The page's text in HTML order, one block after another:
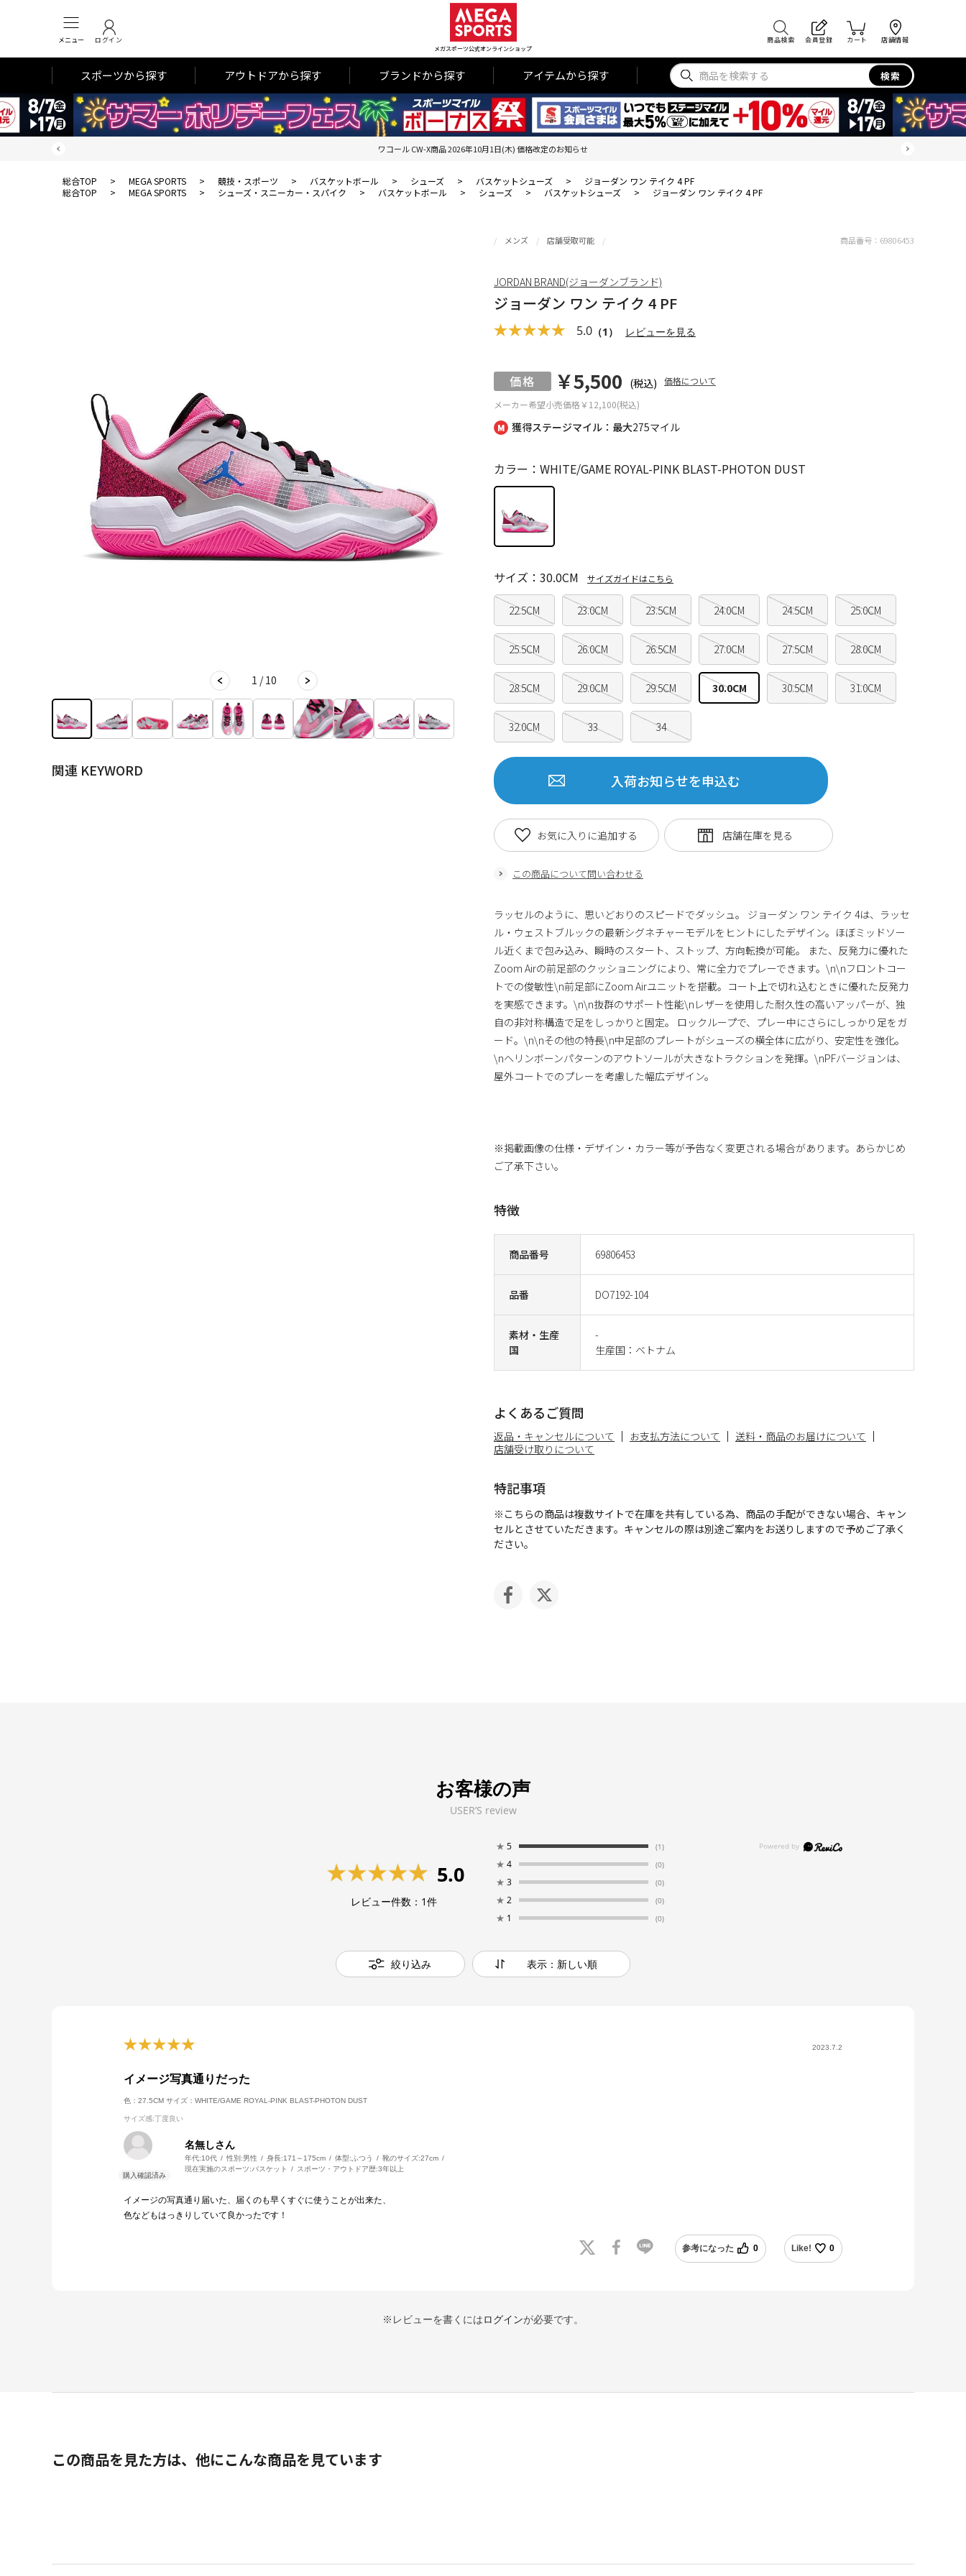
メニュー ログイン
メガスポーツ公式オンラインショップ
商品検索 会員登録 カート 店舗情報
スポーツから探す アウトドアから探す ブランドから探す アイテムから探す 検索
ワコール CW-X商品 2026年10月1日(木) 価格改定のお知らせ
総合TOP > MEGA SPORTS > 競技・スポーツ > バスケットボール > シューズ > バスケットシューズ >
ジョーダン ワン テイク 4 PF
総合TOP
> MEGA SPORTS > シューズ・スニーカー・スパイク > バスケットボール > シューズ > バスケットシューズ > ジョーダン ワン テイク 4 PF
1 / 10
関連 KEYWORD
獲得ステージマイル：最大275マイル
メンズ 店舗受取可能
ジョーダン ワン テイク 4 PF
5.0 （1） レビューを見る
メーカー希望小売価格￥12,100(税込)
￥5,500 (税込) 価格について
商品番号 69806453
品番 DO7192-104
素材・生産
国
-
生産国：ベトナム
カラー：WHITE/GAME ROYAL-PINK BLAST-PHOTON DUST
22.5CM 23.0CM 23.5CM 24.0CM 24.5CM 25.0CM
25.5CM 26.0CM 26.5CM 27.0CM 27.5CM 28.0CM
28.5CM 29.0CM 29.5CM 30.0CM 30.5CM 31.0CM
32.0CM 33 34
サイズ：30.0CM サイズガイドはこちら
入荷お知らせを申込む
この商品について問い合わせる
お気に入りに追加する
商品番号： 69806453
JORDAN BRAND(ジョーダンブランド)
ラッセルのように、思いどおりのスピードでダッシュ。 ジョーダン ワン テイク 4は、ラッセ
ル・ウェストブルックの最新シグネチャーモデルをヒントにしたデザイン。ほぼミッドソー
ル近くまで包み込み、瞬時のスタート、ストップ、方向転換が可能。 また、反発力に優れた
Zoom Airの前足部のクッショニングにより、常に全力でプレーできます。\n\nフロントコー
トでの俊敏性\n前足部にZoom Airユニットを搭載。コート上で切れ込むときに優れた反発力
を実感できます。\n\n抜群のサポート性能\nレザーを使用した耐久性の高いアッパーが、独
自の非対称構造で足をしっかりと固定。 ロックループで、プレー中にさらにしっかり足をガ
ード。\n\nその他の特長\n中足部のプレートがシューズの横全体に広がり、安定性を強化。
\nヘリンボーンパターンのアウトソールが大きなトラクションを発揮。\nPFバージョンは、
屋外コートでのプレーを考慮した幅広デザイン。
※掲載画像の仕様・デザイン・カラー等が予告なく変更される場合があります。あらかじめ
ご了承下さい。
特徴
よくあるご質問
返品・キャンセルについて お支払方法について
送料・商品のお届けについて
店舗受け取りについて
特記事項
※こちらの商品は複数サイトで在庫を共有している為、商品の手配ができない場合、キャン
セルとさせていただきます。キャンセルの際は別途ご案内をお送りしますので予めご了承く
ださい。
お客様の声
USER’S review
5.0
レビュー件数： 1件
★ 5 (1)
★ 4 (0)
★ 3 (0)
★ 2 (0)
★ 1 (0)
絞り込み 表示：新しい順
2023.7.2
イメージ写真通りだった
色：27.5CM サイズ：WHITE/GAME ROYAL-PINK BLAST-PHOTON DUST
サイズ感:丁度良い
名無しさん
年代:10代 性別:男性 身長:171～175cm 体型: ふつう 靴のサイズ:27cm
現在実施のスポーツ:バスケット スポーツ・アウトドア歴:3年以上
イメージの写真通り届いた、届くのも早くすぐに使うことが出来た、
色などもはっきりしていて良かったです！
参考になった 0 Like! 0
※レビューを書くにはログインが必要です。
この商品を見た方は、他にこんな商品を見ています